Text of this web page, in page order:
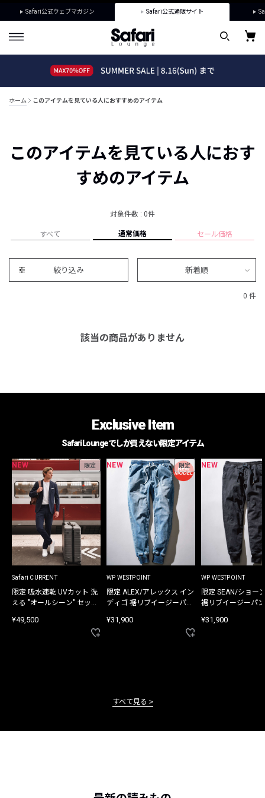
Safari公式ウェブマガジン Safari公式通販サイト
ホーム このアイテムを見ている人におすすめのアイテム
このアイテムを見ている人におす
すめのアイテム
対象件数 : 0件
すべて 通常価格 セール価格
絞り込み 新着順
0 件
該当の商品がありません
Exclusive Item
Safari Loungeでしか買えない限定アイテム
NEW 限定
Safari CURRENT
限定 吸水速乾 UVカット 洗
える "オールシーン" セット
¥49,500
NEW 限定
WP WESTPOINT
限定 ALEX/アレックス イン
ディゴ 裾リブイージーパン
¥31,900
NEW
WP WESTPOINT
限定 SEAN/ショー
裾リブイージーパ
¥31,900
すべて見る